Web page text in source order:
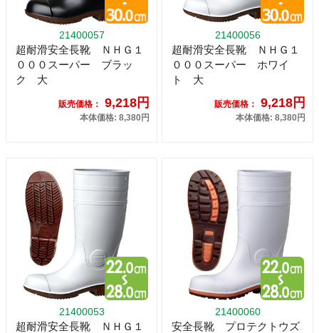
21400057
超耐滑安全長靴 ＮＨＧ１
０００スーパー ブラッ
ク 大
販売価格： 9,218円
本体価格: 8,380円
21400056
超耐滑安全長靴 ＮＨＧ１
０００スーパー ホワイ
ト 大
販売価格： 9,218円
本体価格: 8,380円
21400053
超耐滑安全長靴 ＮＨＧ１
21400060
安全長靴 プロテクトウズ